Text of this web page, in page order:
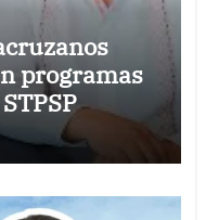
programas